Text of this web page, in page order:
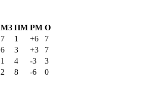
МЗ ПМ РМ О
7 1 +6
7
6 3 +3
7
1 4 -3
3
2 8 -6
0